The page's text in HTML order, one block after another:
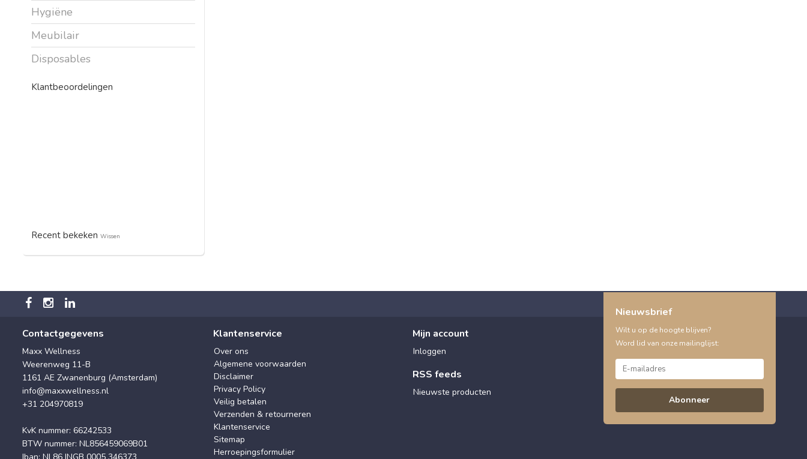
Hygiëne
Meubilair
Disposables
Klantbeoordelingen
Recent bekeken Wissen
Contactgegevens
Maxx Wellness
Weerenweg 11-B
1161 AE Zwanenburg (Amsterdam)
info@maxxwellness.nl
+31 204970819
KvK nummer: 66242533
BTW nummer: NL856459069B01
Iban: NL86 INGB 0005 346373
Klantenservice
Over ons
Algemene voorwaarden
Disclaimer
Privacy Policy
Veilig betalen
Verzenden & retourneren
Klantenservice
Sitemap
Herroepingsformulier
Mijn account
Inloggen
RSS feeds
Nieuwste producten
Nieuwsbrief
Wilt u op de hoogte blijven?
Word lid van onze mailinglijst:
Abonneer